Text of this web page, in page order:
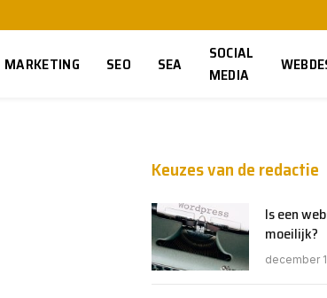
MARKETING SEO SEA
SOCIAL
MEDIA
Keuzes van de redactie
Is een
moeilijk?
december